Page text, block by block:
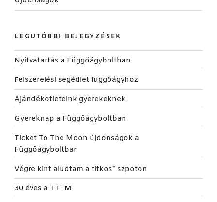
LEGUTÓBBI BEJEGYZÉSEK
Nyitvatartás a Függőágyboltban
Felszerelési segédlet függőágyhoz
Ajándékötleteink gyerekeknek
Gyereknap a Függőágyboltban
Ticket To The Moon újdonságok a
Függőágyboltban
Végre kint aludtam a titkos* szpoton
30 éves a TTTM